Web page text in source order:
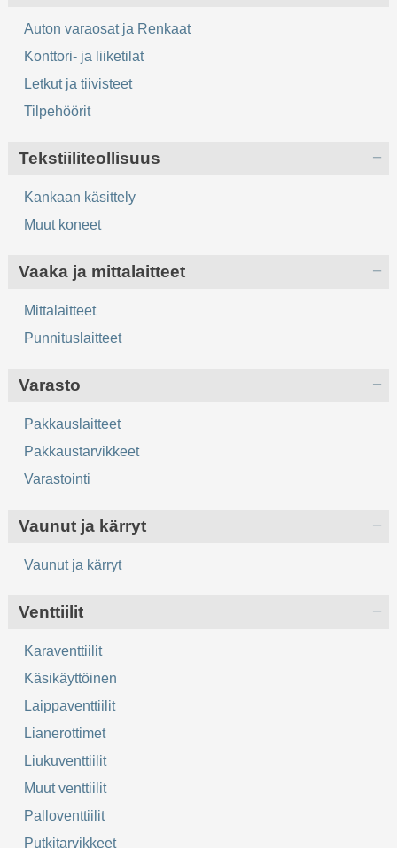
Auton varaosat ja Renkaat
Konttori- ja liiketilat
Letkut ja tiivisteet
Tilpehöörit
Tekstiiliteollisuus
Kankaan käsittely
Muut koneet
Vaaka ja mittalaitteet
Mittalaitteet
Punnituslaitteet
Varasto
Pakkauslaitteet
Pakkaustarvikkeet
Varastointi
Vaunut ja kärryt
Vaunut ja kärryt
Venttiilit
Karaventtiilit
Käsikäyttöinen
Laippaventtiilit
Lianerottimet
Liukuventtiilit
Muut venttiilit
Palloventtiilit
Putkitarvikkeet